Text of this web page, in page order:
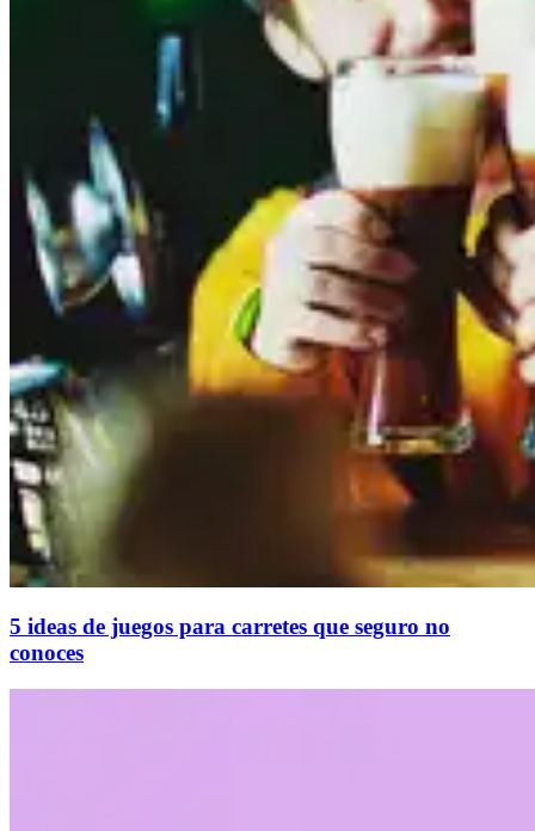
5 ideas de juegos para carretes que seguro no
conoces